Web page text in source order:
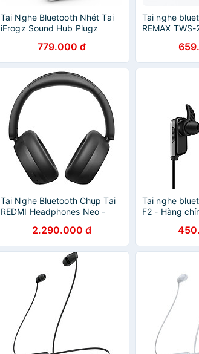
Tai Nghe Bluetooth Nhét Tai
iFrogz Sound Hub Plugz
779.000 đ
Tai nghe
REMAX TWS-
Tai Nghe Bluetooth Chụp Tai
REDMI Headphones Neo -
2.290.000 đ
Tai nghe
F2 - Hàng